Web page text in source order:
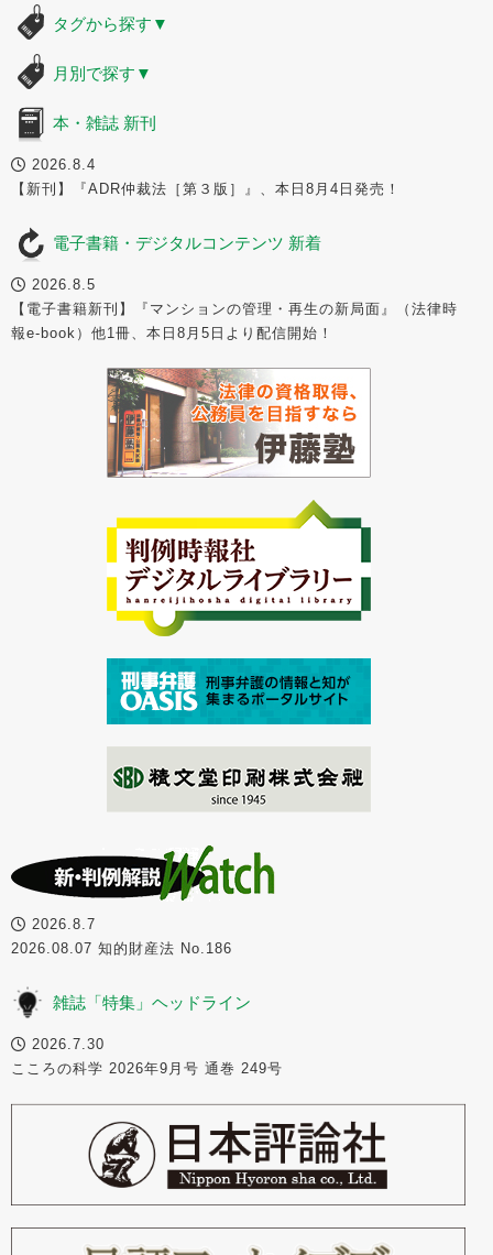
タグから探す ▼
月別で探す ▼
本・雑誌 新刊
2026.8.4
【新刊】『ADR仲裁法［第３版］』、本日8月4日発売！
電子書籍・デジタルコンテンツ 新着
2026.8.5
【電子書籍新刊】『マンションの管理・再生の新局面』（法律時
報e-book）他1冊、本日8月5日より配信開始！
2026.8.7
2026.08.07 知的財産法 No.186
雑誌「特集」ヘッドライン
2026.7.30
こころの科学 2026年9月号 通巻 249号